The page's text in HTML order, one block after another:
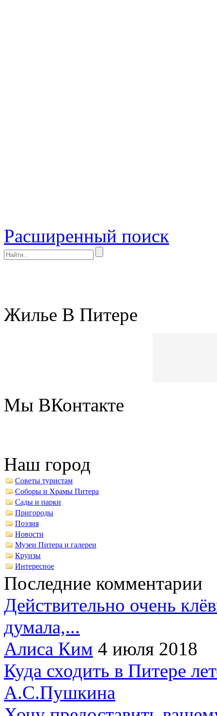
Расширенный поиск
Жилье В Питере
Мы ВКонтакте
Наш город
Советы туристам
Соборы и Храмы Питера
Сады и парки
Пригороды
Поэзия
Новости
Музеи Питера и галереи
Круизы
Интересное
Последние комментарии
Действительно очень
думала,...
Алиса Ким 4 июля 2018
Куда сходить в Питере
А.С.Пушкина